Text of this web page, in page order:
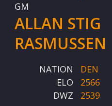
GM
ALLAN STIG
RASMUSSEN
NATION
DEN
ELO
2566
DWZ
2539